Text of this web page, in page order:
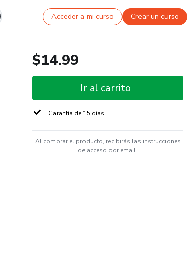
Acceder a mi curso Crear un curso
$14.99
Ir al carrito
Garantía de 15 días
Al comprar el producto, recibirás las instrucciones
de acceso por email.